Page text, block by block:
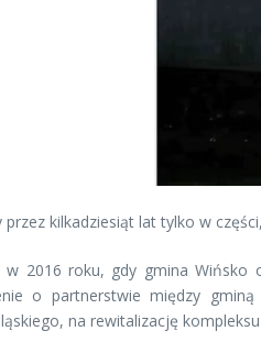
kilkadziesiąt lat tylko w
w 2016 roku, gdy gmina
o partnerstwie między
na rewitalizację